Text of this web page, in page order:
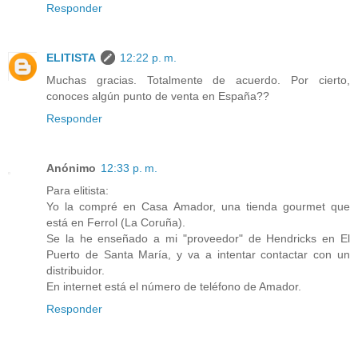
Responder
ELITISTA
12:22 p. m.
Muchas gracias. Totalmente de acuerdo. Por cierto,
conoces algún punto de venta en España??
Responder
Anónimo 12:33 p. m.
Para elitista:
Yo la compré en Casa Amador, una tienda gourmet que
está en Ferrol (La Coruña).
Se la he enseñado a mi "proveedor" de Hendricks en El
Puerto de Santa María, y va a intentar contactar con un
distribuidor.
En internet está el número de teléfono de Amador.
Responder